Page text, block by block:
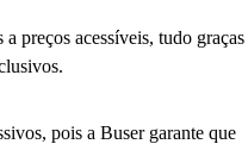
preços acessíveis, tudo graças
pois a Buser garante que